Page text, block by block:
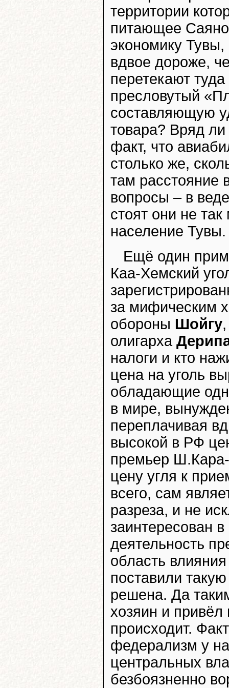
территории
питающее
экономику Тувы,
вдвое дороже,
перетекают
пресловутый
составляющую
товара? Вряд ли
факт, что
столько же,
там расстояние
вопросы – в
стоят они не
население Тувы.
Ещё один
Каа-Хемский
за мифическим
обороны Шойгу
олигарха
налоги и кто
цена на уголь
обладающие
в мире,
переплачивая
высокой в РФ
премьер Ш.Кара-
цену угля к
всего, сам
разреза, и не
заинтересован
деятельность
область
поставили
решена. Да
хозяин и
происходит.
федерализм у
центральных
безбоязненно